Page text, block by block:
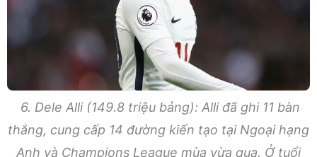
6. Dele Alli (149.8 triệu bảng): Alli đã ghi 11 bàn
thắng, cung cấp 14 đường kiến tạo tại Ngoại hạng
Anh và Champions League mùa vừa qua. Ở tuổi